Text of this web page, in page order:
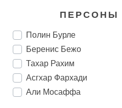
ПЕРСОНЫ
Полин Бурле
Беренис Бежо
Тахар Рахим
Асгхар Фархади
Али Мосаффа